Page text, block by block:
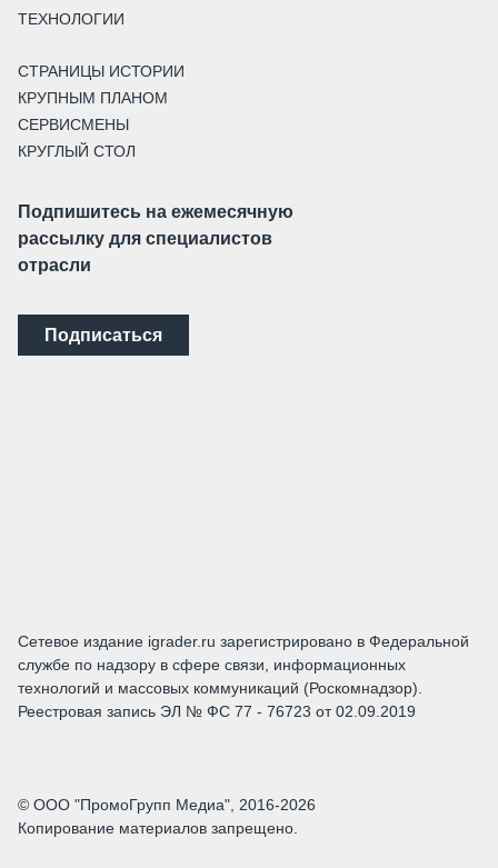
ТЕХНОЛОГИИ
СТРАНИЦЫ ИСТОРИИ
КРУПНЫМ ПЛАНОМ
СЕРВИСМЕНЫ
КРУГЛЫЙ СТОЛ
Подпишитесь на ежемесячную
рассылку для специалистов
отрасли
Подписаться
Сетевое издание igrader.ru зарегистрировано в Федеральной
службе по надзору в сфере связи, информационных
технологий и массовых коммуникаций (Роскомнадзор).
Реестровая запись ЭЛ № ФС 77 - 76723 от 02.09.2019
© ООО "ПромоГрупп Медиа", 2016-2026
Копирование материалов запрещено.